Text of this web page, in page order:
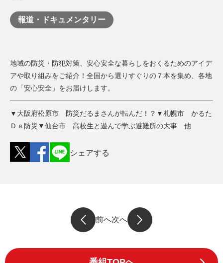
報道・ドキュメンタリー
地域の防災・防犯対策、安心安全な暮らしをおくるためのアイデ
アや取り組みをご紹介！全国から選りすぐりの７本を集め、各地
の「安心安全」をお届けします。
▼大阪府松原市 防災だるまさんが転んだ！？▼札幌市 かるた
Ｄｅ防災▼仙台市 高校生と遊んで学ぶ避難所の大事 他
シェアする
前へ次へ